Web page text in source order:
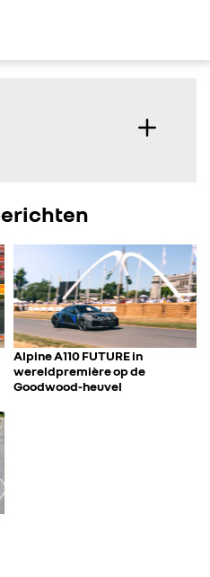
Alpine A110 FUTURE in
wereldpremière op de
Goodwood-heuvel